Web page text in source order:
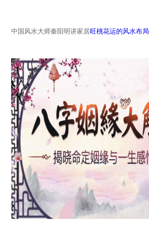
中国风水大师秦阳明讲家居旺桃花运的风水布局